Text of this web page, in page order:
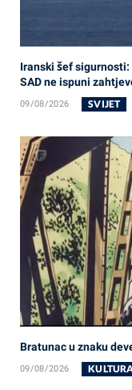
Iranski šef
SAD ne ispuni
09/08/2026 SVIJET
Bratunac u znaku
09/08/2026